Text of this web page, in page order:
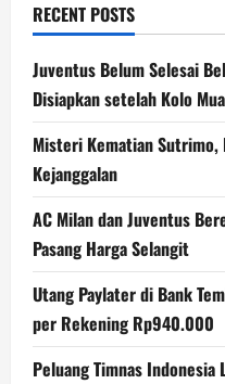
RECENT POSTS
Juventus Belum Selesai
Disiapkan setelah Kolo
Misteri Kematian Sutrimo,
Kejanggalan
AC Milan dan Juventus
Pasang Harga Selangit
Utang Paylater di Bank
per Rekening Rp940.000
Peluang Timnas Indonesia